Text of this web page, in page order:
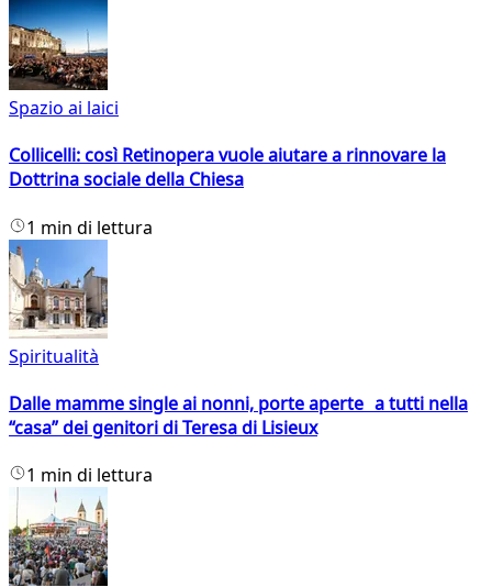
Spazio ai laici
Collicelli: così Retinopera vuole aiutare a rinnovare la
Dottrina sociale della Chiesa
1 min di lettura
Spiritualità
Dalle mamme single ai nonni, porte aperte a tutti nella
“casa” dei genitori di Teresa di Lisieux
1 min di lettura